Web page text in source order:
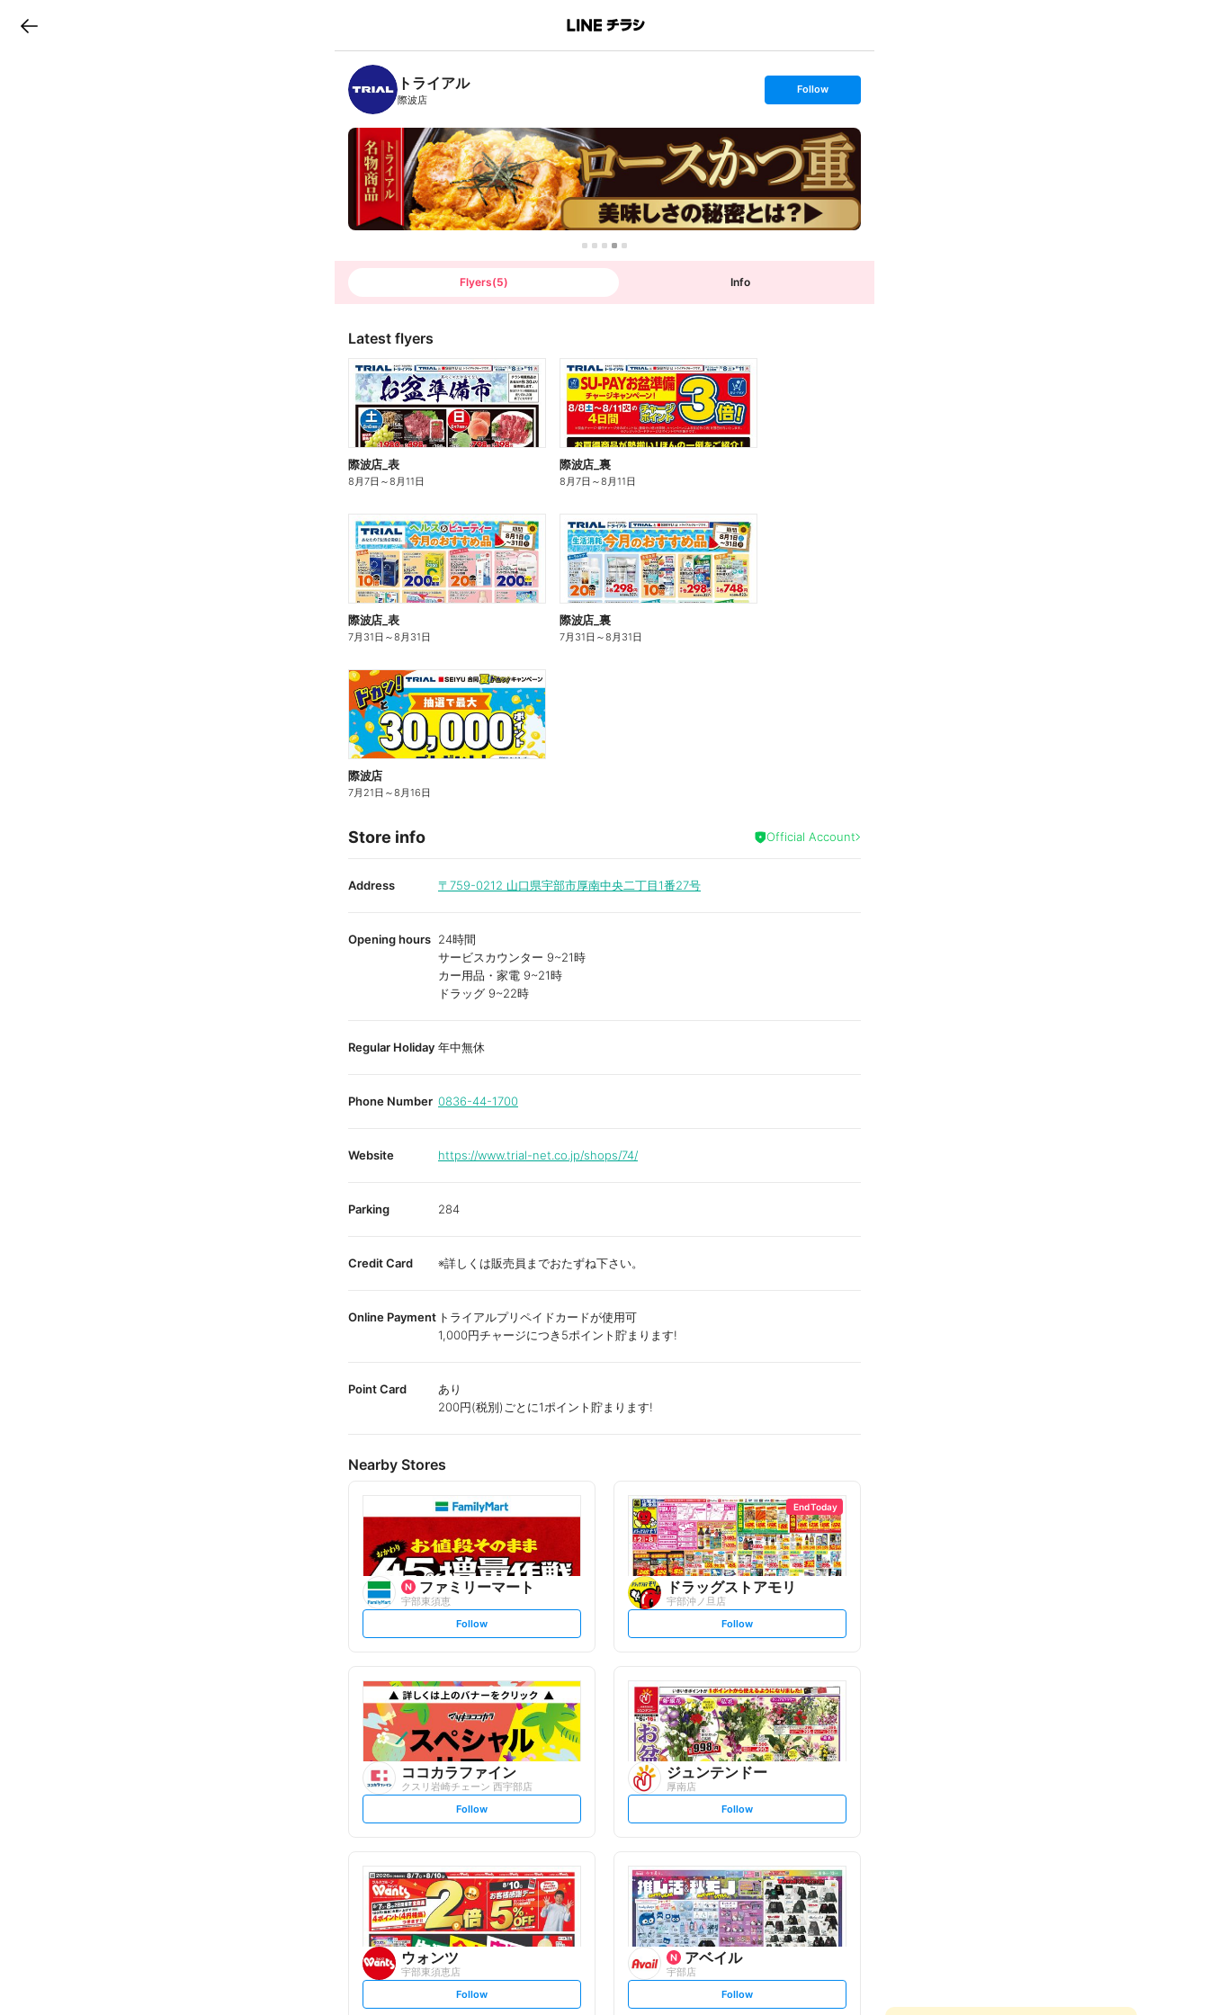
B
n
c
h
T
トライアル
際波店
s
t
o
l
o
w
Follow
Flyers(5) Info
Latest flyers
際波店_表
8月7日 ～8月11日
際波店_裏
8月7日 ～8月11日
際波店_表
7月31日 ～8月31日
際波店_裏
7月31日 ～8月31日
際波店
7月21日 ～8月16日
Store info Official Account
Address 〒759-0212 山口県宇部市厚南中央二丁目1番27号
Opening hours 24時間
サービスカウンター 9~21時
カー用品・家電 9~21時
ドラッグ 9~22時
Regular Holiday 年中無休
Phone Number 0836-44-1700
Website https://www.trial-net.co.jp/shops/74/
Parking 284
Credit Card ※詳しくは販売員までおたずね下さい。
Online Payment トライアルプリペイドカードが使用可
1,000円チャージにつき5ポイント貯まります!
Point Card
あり
200円(税別)ごとに1ポイント貯まります!
Nearby Stores
ファミリーマート
宇部東須恵
s
t
l
o
w
Follow
End Today
ドラッグストアモリ
宇部沖ノ旦店
s
t
o
w
Follow
ココカラファイン
クスリ岩崎チェーン 西宇部店
s
t
o
w
Follow
ジュンテンドー
厚南店
s
t
l
o
w
Follow
ウォンツ
宇部東須恵店
s
Follow
アベイル
宇部店
s
Follow